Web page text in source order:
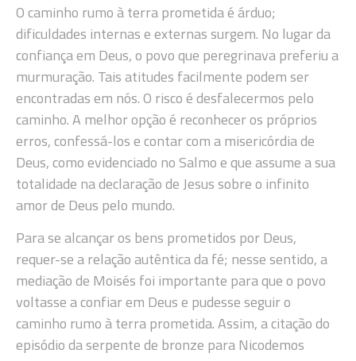
O caminho rumo à terra prometida é árduo;
dificuldades internas e externas surgem. No lugar da
confiança em Deus, o povo que peregrinava preferiu a
murmuração. Tais atitudes facilmente podem ser
encontradas em nós. O risco é desfalecermos pelo
caminho. A melhor opção é reconhecer os próprios
erros, confessá-los e contar com a misericórdia de
Deus, como evidenciado no Salmo e que assume a sua
totalidade na declaração de Jesus sobre o infinito
amor de Deus pelo mundo.
Para se alcançar os bens prometidos por Deus,
requer-se a relação autêntica da fé; nesse sentido, a
mediação de Moisés foi importante para que o povo
voltasse a confiar em Deus e pudesse seguir o
caminho rumo à terra prometida. Assim, a citação do
episódio da serpente de bronze para Nicodemos